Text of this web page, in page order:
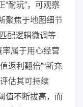
“耐玩”，可观察
聚焦于地图细节
配逻辑微调等
率属于用心经营
返利翻倍”“新充
估其可持续
值不断拔高，而